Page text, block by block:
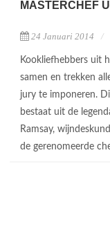
MASTERCHEF
24 Januari 2014
Kookliefhebbers uit
samen en trekken
jury te imponeren.
bestaat uit de
Ramsay,
de gerenomeerde